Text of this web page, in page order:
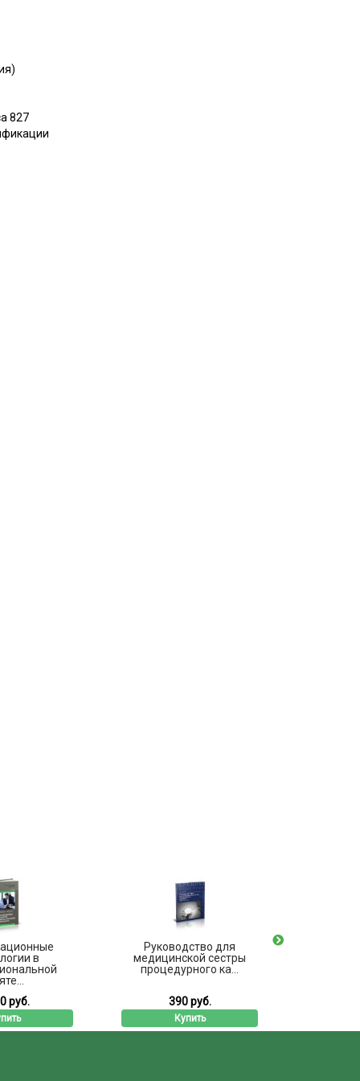
827
в
руб.
Руководство для
медицинской сестры
процедурного ка...
390 руб.
Купить